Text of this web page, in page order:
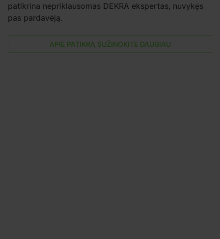
patikrina nepriklausomas DEKRA ekspertas, nuvykęs
pas pardavėją.
APIE PATIKRĄ SUŽINOKITE DAUGIAU